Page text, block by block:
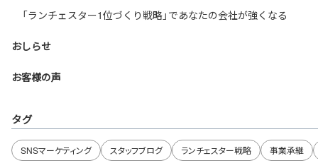
「ランチェスター1位づくり戦略」であなたの会社が強くなる
おしらせ
お客様の声
タグ
SNSマーケティング スタッフブログ ランチェスター戦略 事業承継